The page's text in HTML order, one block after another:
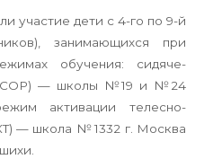
участие дети с 4-го по 9-й
занимающихся при
обучения: сидяче-
(СОР) — школы №19 и №24
активации телесно-
— школа № 1332 г. Москва